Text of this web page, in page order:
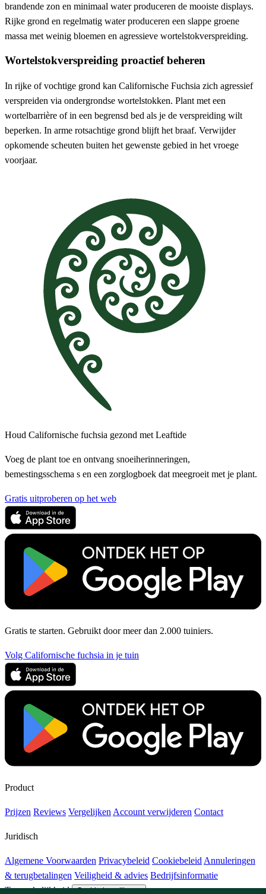
brandende zon en minimaal water produceren de mooiste displays.
Rijke grond en regelmatig water produceren een slappe groene
massa met weinig bloemen en agressieve wortelstokverspreiding.
Wortelstokverspreiding proactief beheren
In rijke of vochtige grond kan Californische Fuchsia zich agressief
verspreiden via ondergrondse wortelstokken. Plant met een
wortelbarrière of in een begrensd bed als je de verspreiding wilt
beperken. In arme rotsachtige grond blijft het braaf. Verwijder
opkomende scheuten buiten het gewenste gebied in het vroege
voorjaar.
Houd Californische fuchsia gezond met Leaftide
Voeg de plant toe en ontvang snoeiherinneringen,
bemestingsschema s en een zorglogboek dat meegroeit met je plant.
Gratis uitproberen op het web
Gratis te starten. Gebruikt door meer dan 2.000 tuiniers.
Volg Californische fuchsia in je tuin
Product
Prijzen Reviews VergelijkenAccount verwijderen Contact
Juridisch
Algemene Voorwaarden Privacybeleid CookiebeleidAnnuleringen
& terugbetalingen Veiligheid & advies Bedrijfsinformatie
Toegankelijkheid
Cookie-instellingen